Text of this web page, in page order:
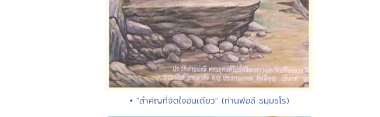
• "สำคัญที่จิตใจอันเดียว" (ท่านพ่อลี ธมฺมธโร)